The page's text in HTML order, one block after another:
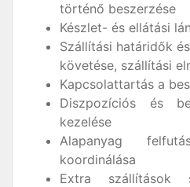
történő beszerzése
Készlet- és ellátási
Szállítási határidők
követése, szállítási
Kapcsolattartás a
Diszpozíciós és
kezelése
Alapanyag
koordinálása
Extra szállítások